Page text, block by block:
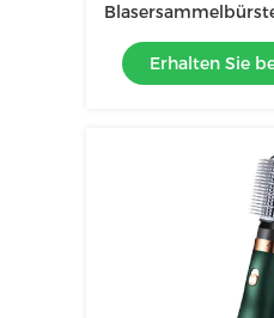
blaue Ionen-
frizzfreie Haare
Erhalten Sie